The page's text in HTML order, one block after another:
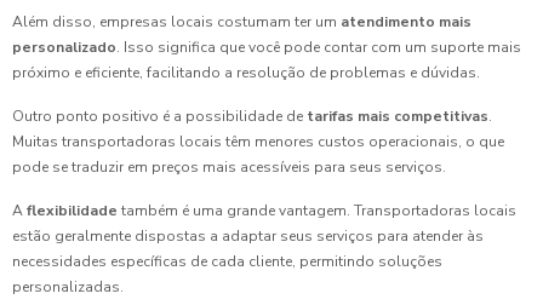
Além disso, empresas locais costumam ter um atendimento mais
personalizado. Isso significa que você pode contar com um suporte mais
próximo e eficiente, facilitando a resolução de problemas e dúvidas.
Outro ponto positivo é a possibilidade de tarifas mais competitivas.
Muitas transportadoras locais têm menores custos operacionais, o que
pode se traduzir em preços mais acessíveis para seus serviços.
Aflexibilidade também é uma grande vantagem. Transportadoras locais
estão geralmente dispostas a adaptar seus serviços para atender às
necessidades específicas de cada cliente, permitindo soluções
personalizadas.